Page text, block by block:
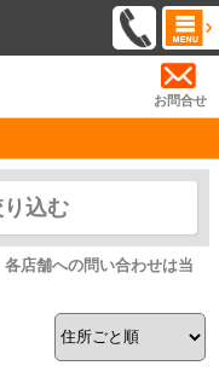
お問合せ
込む
店舗への問い合わせは当